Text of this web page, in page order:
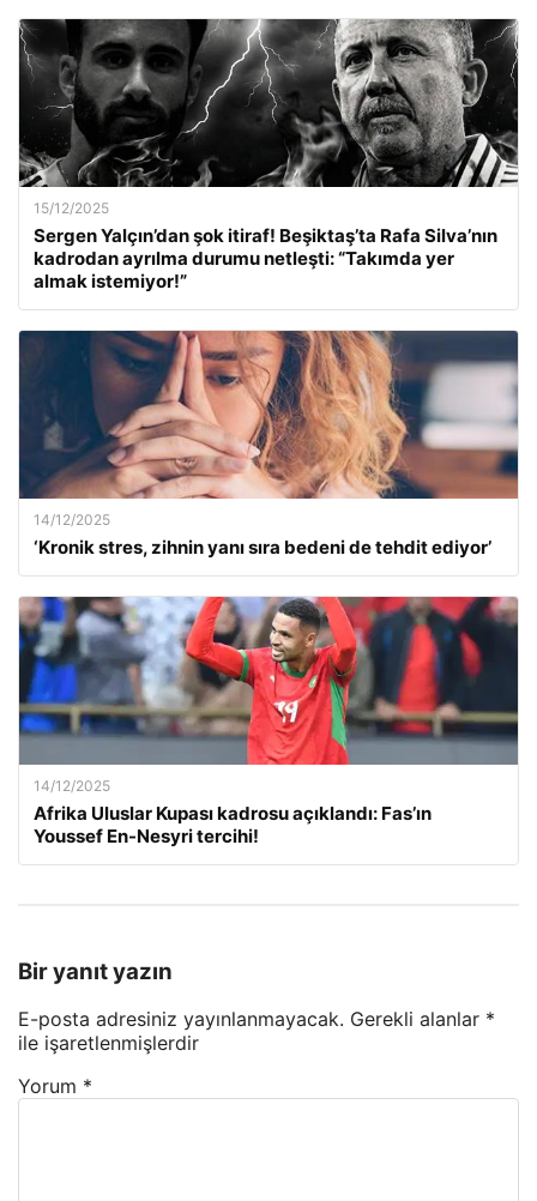
15/12/2025
Sergen Yalçın’dan şok itiraf! Beşiktaş’ta Rafa Silva’nın
kadrodan ayrılma durumu netleşti: “Takımda yer
almak istemiyor!”
14/12/2025
‘Kronik stres, zihnin yanı sıra bedeni de tehdit ediyor’
14/12/2025
Afrika Uluslar Kupası kadrosu açıklandı: Fas’ın
Youssef En-Nesyri tercihi!
Bir yanıt yazın
E-posta adresiniz yayınlanmayacak. Gerekli alanlar *
ile işaretlenmişlerdir
Yorum *